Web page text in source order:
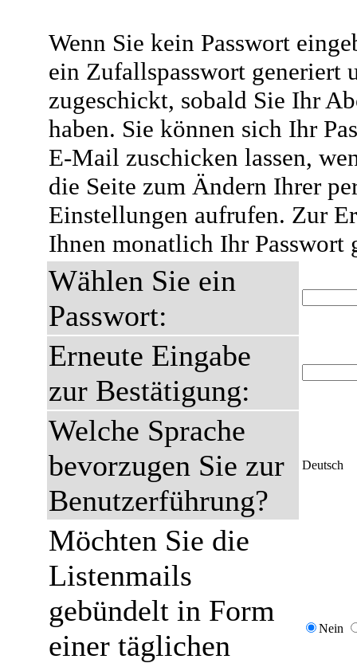
Wenn Sie kein Passwort
ein Zufallspasswort generiert
zugeschickt, sobald Sie Ihr
haben. Sie können sich Ihr
E-Mail zuschicken lassen,
die Seite zum Ändern Ihrer
Einstellungen aufrufen. Zur
Ihnen monatlich Ihr Passwort
Wählen Sie ein
Passwort:
Erneute Eingabe
zur Bestätigung:
Welche Sprache
bevorzugen Sie zur
Benutzerführung?
Deutsch
Möchten Sie die
Listenmails
gebündelt in Form
einer täglichen
Nein